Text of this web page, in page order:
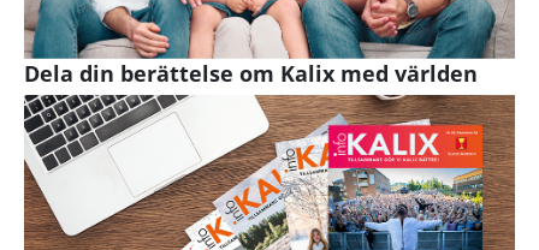
Dela din berättelse om Kalix med världen